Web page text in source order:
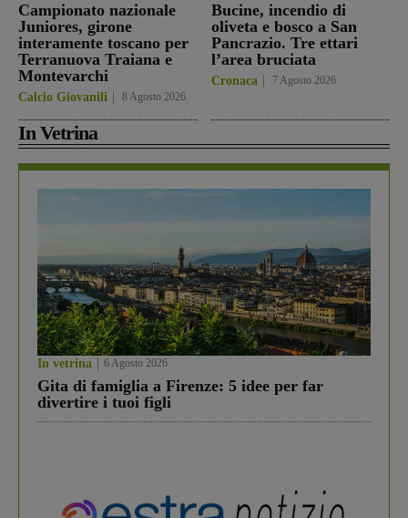
Campionato nazionale
Juniores, girone
interamente toscano per
Terranuova Traiana e
Montevarchi
Calcio Giovanili 8 Agosto 2026
Bucine, incendio di
oliveta e bosco a San
Pancrazio. Tre ettari
l’area bruciata
Cronaca 7 Agosto 2026
In Vetrina
In vetrina 6 Agosto 2026
Gita di famiglia a Firenze: 5 idee per far
divertire i tuoi figli